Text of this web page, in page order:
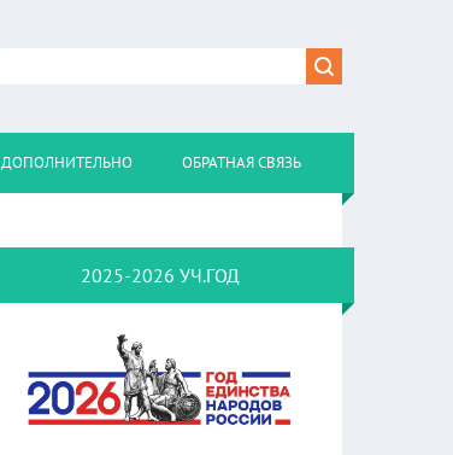
ДОПОЛНИТЕЛЬНО ОБРАТНАЯ СВЯЗЬ
2025-2026 УЧ.ГОД